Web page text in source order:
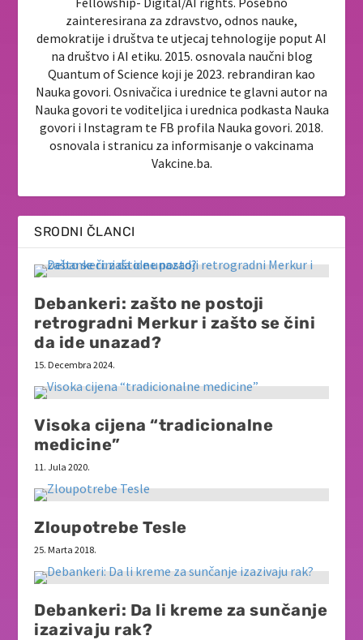
zainteresirana za zdravstvo, odnos nauke,
demokratije i društva te utjecaj tehnologije poput AI
na društvo i AI etiku. 2015. osnovala naučni blog
Quantum of Science koji je 2023. rebrandiran kao
Nauka govori. Osnivačica i urednice te glavni autor na
Nauka govori te voditeljica i urednica podkasta Nauka
govori i Instagram te FB profila Nauka govori. 2018.
osnovala i stranicu za informisanje o vakcinama
Vakcine.ba.
SRODNI ČLANCI
Debankeri: zašto ne postoji
retrogradni Merkur i zašto se čini
da ide unazad?
15. Decembra 2024.
Visoka cijena “tradicionalne
medicine”
11. Jula 2020.
Zloupotrebe Tesle
25. Marta 2018.
Debankeri: Da li kreme za sunčanje
izazivaju rak?